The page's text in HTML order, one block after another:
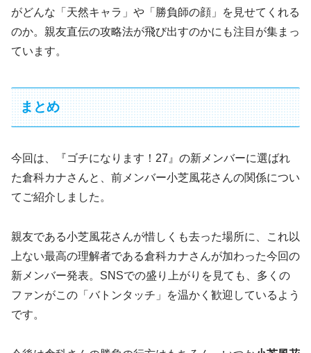
がどんな「天然キャラ」や「勝負師の顔」を見せてくれる
のか。親友直伝の攻略法が飛び出すのかにも注目が集まっ
ています。
まとめ
今回は、『ゴチになります！27』の新メンバーに選ばれ
た倉科カナさんと、前メンバー小芝風花さんの関係につい
てご紹介しました。
親友である小芝風花さんが惜しくも去った場所に、これ以
上ない最高の理解者である倉科カナさんが加わった今回の
新メンバー発表。SNSでの盛り上がりを見ても、多くの
ファンがこの「バトンタッチ」を温かく歓迎しているよう
です。